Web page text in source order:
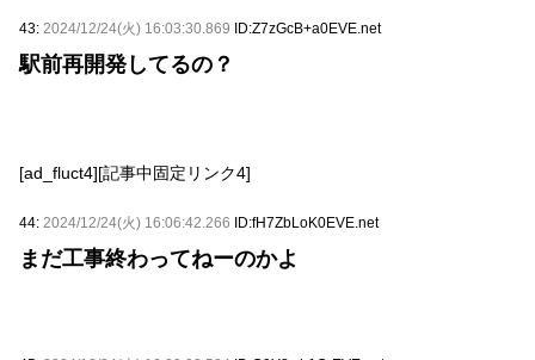
43: 2024/12/24(火) 16:03:30.869 ID:Z7zGcB+a0EVE.net
駅前再開発してるの？
[ad_fluct4][記事中固定リンク4]
44: 2024/12/24(火) 16:06:42.266 ID:fH7ZbLoK0EVE.net
まだ工事終わってねーのかよ